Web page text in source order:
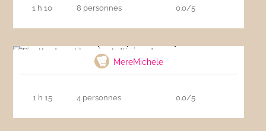
1 h 10 8 personnes 0.0/5
MereMichele
1 h 15 4 personnes 0.0/5